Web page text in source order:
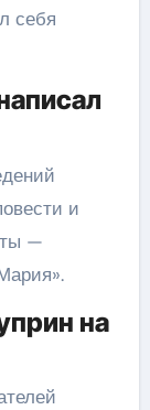
себя
и
—
на